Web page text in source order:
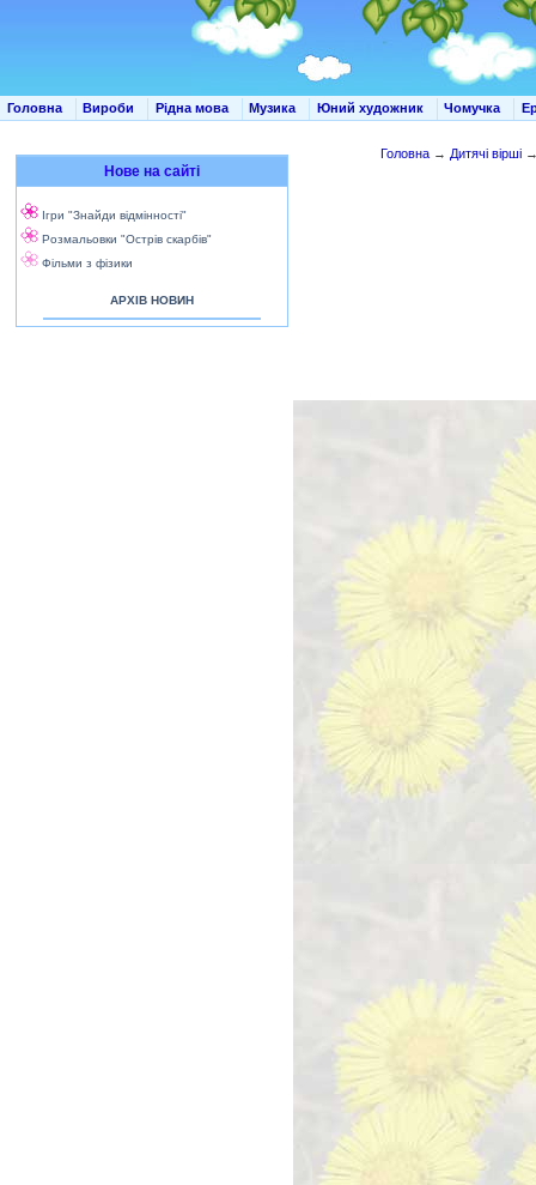
Головна Вироби Рідна мова Музика Юний художник Чомучка
Нове на сайті
Ігри "Знайди відмінності"
Розмальовки "Острів скарбів"
Фільми з фізики
АРХІВ НОВИН
Головна→ Дитячі вірші